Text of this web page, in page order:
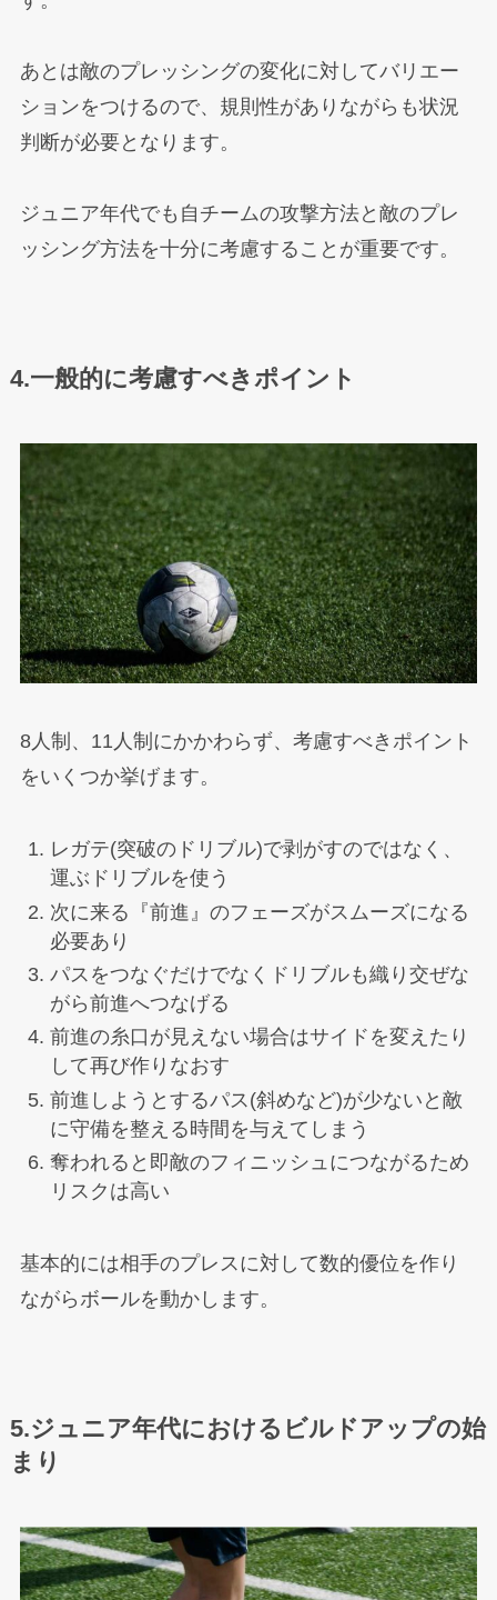
あとは敵のプレッシングの変化に対してバリエー
ションをつけるので、規則性がありながらも状況
判断が必要となります。
ジュニア年代でも自チームの攻撃方法と敵のプレ
ッシング方法を十分に考慮することが重要です。
4.一般的に考慮すべきポイント
8人制、11人制にかかわらず、考慮すべきポイント
をいくつか挙げます。
レガテ(突破のドリブル)で剥がすのではなく、
運ぶドリブルを使う
次に来る『前進』のフェーズがスムーズになる
必要あり
パスをつなぐだけでなくドリブルも織り交ぜな
がら前進へつなげる
前進の糸口が見えない場合はサイドを変えたり
して再び作りなおす
前進しようとするパス(斜めなど)が少ないと敵
に守備を整える時間を与えてしまう
奪われると即敵のフィニッシュにつながるため
リスクは高い
基本的には相手のプレスに対して数的優位を作り
ながらボールを動かします。
5.ジュニア年代におけるビルドアップの始
まり